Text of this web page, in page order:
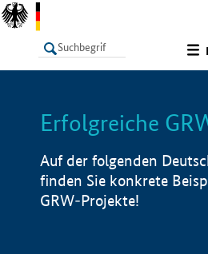
LISTE
Erfolgreiche
Auf der folgenden
finden Sie konkrete
GRW-Projekte!